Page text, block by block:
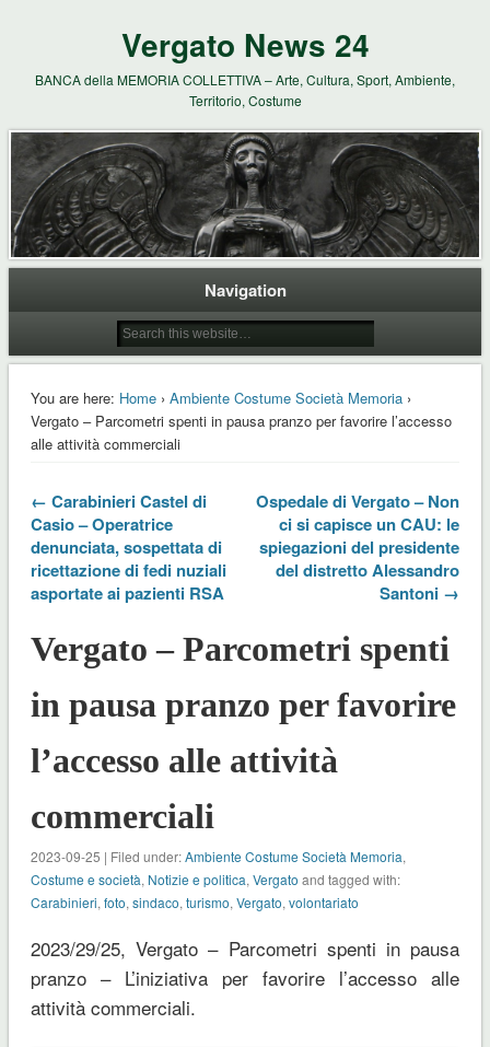
Vergato News 24
BANCA della MEMORIA COLLETTIVA – Arte, Cultura, Sport, Ambiente,
Territorio, Costume
Navigation
You are here: Home› Ambiente Costume Società Memoria›
Vergato – Parcometri spenti in pausa pranzo per favorire l’accesso
alle attività commerciali
← Carabinieri Castel di
Casio – Operatrice
denunciata, sospettata di
ricettazione di fedi nuziali
asportate ai pazienti RSA
Ospedale di Vergato – Non
ci si capisce un CAU: le
spiegazioni del presidente
del distretto Alessandro
Santoni →
Vergato – Parcometri spenti
in pausa pranzo per favorire
l’accesso alle attività
commerciali
2023-09-25 | Filed under:Ambiente Costume Società Memoria,
Costume e società, Notizie e politica, Vergato and tagged with:
Carabinieri, foto, sindaco, turismo, Vergato, volontariato
2023/29/25, Vergato – Parcometri spenti in pausa
pranzo – L’iniziativa per favorire l’accesso alle
attività commerciali.